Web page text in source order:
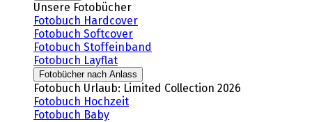
Unsere Fotobücher
Fotobuch Hardcover
Fotobuch Softcover
Fotobuch Stoffeinband
Fotobuch Layflat
Fotobücher nach Anlass
Fotobuch Urlaub: Limited Collection 2026
Fotobuch Hochzeit
Fotobuch Baby